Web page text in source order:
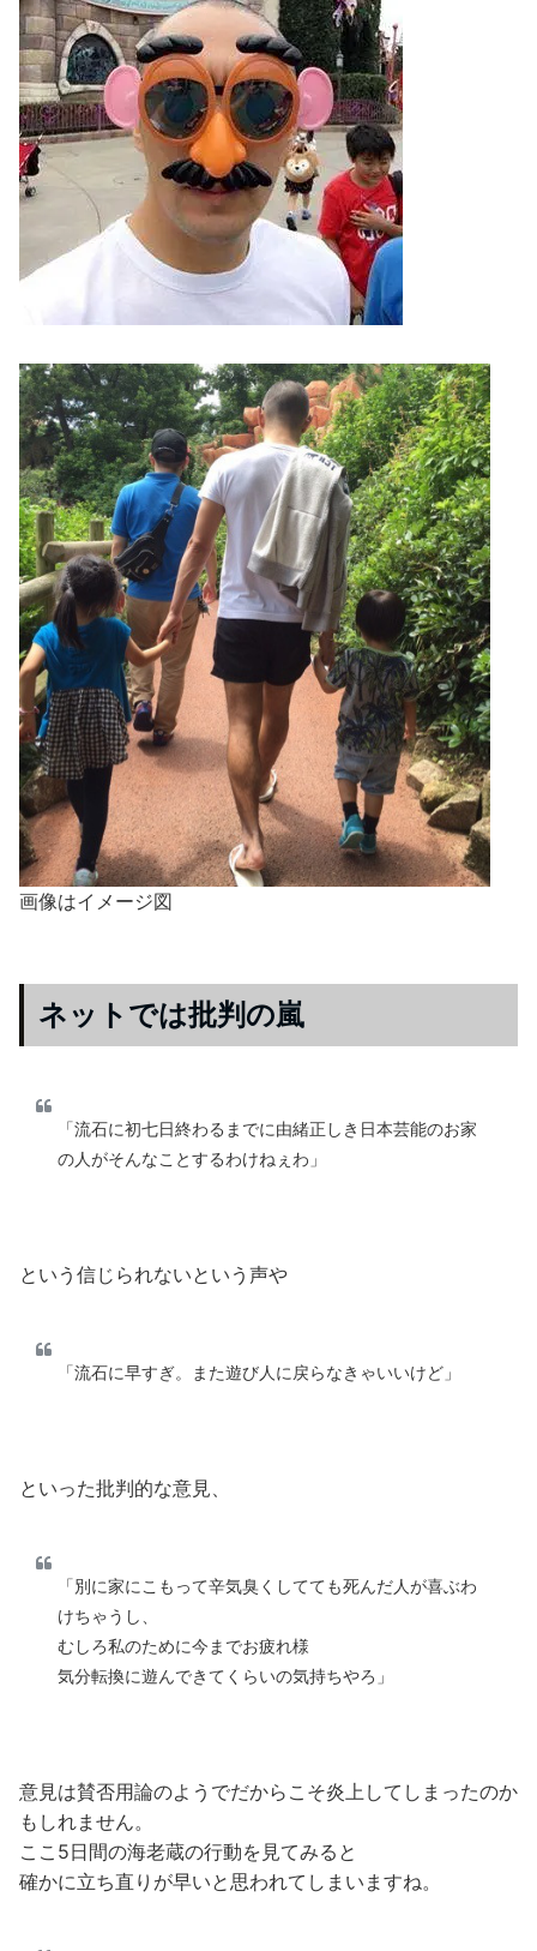
画像はイメージ図
ネットでは批判の嵐
「流石に初七日終わるまでに由緒正しき日本芸能のお家
の人がそんなことするわけねぇわ」
という信じられないという声や
「流石に早すぎ。また遊び人に戻らなきゃいいけど」
といった批判的な意見、
「別に家にこもって辛気臭くしてても死んだ人が喜ぶわ
けちゃうし、
むしろ私のために今までお疲れ様
気分転換に遊んできてくらいの気持ちやろ」
意見は賛否用論のようでだからこそ炎上してしまったのか
もしれません。
ここ5日間の海老蔵の行動を見てみると
確かに立ち直りが早いと思われてしまいますね。